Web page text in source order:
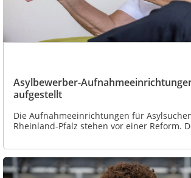
Asylbewerber-
aufgestellt
Die Aufnahmeeinrichtungen für
Rheinland-Pfalz stehen vor einer Reform.